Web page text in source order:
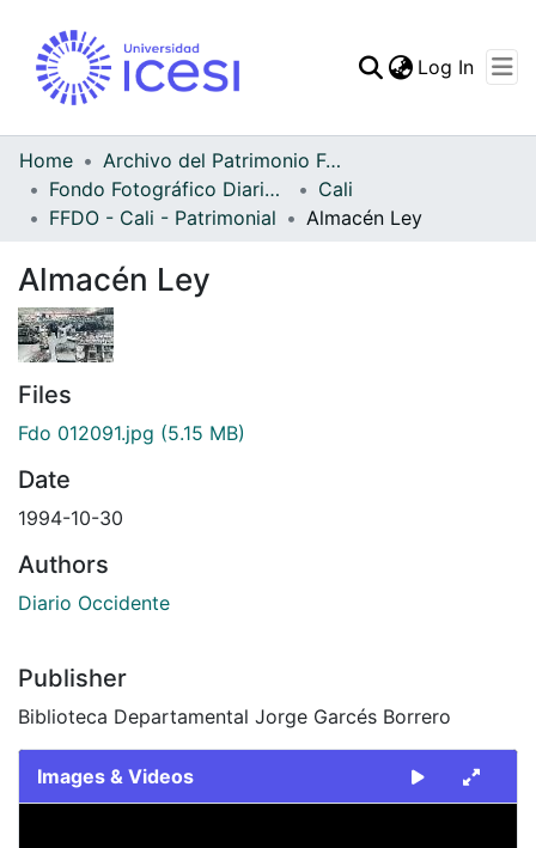
Statistics
Log In
Home
Archivo del Patrimonio Fotográfico y Fílmico del Valle del Cauca
Fondo Fotográfico Diario Occidente
Cali
FFDO - Cali - Patrimonial
Almacén Ley
Almacén Ley
Files
Fdo 012091.jpg (5.15 MB)
Date
1994-10-30
Authors
Diario Occidente
Publisher
Biblioteca Departamental Jorge Garcés Borrero
Images & Videos